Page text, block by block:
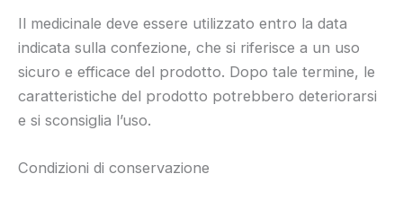
Il medicinale deve essere utilizzato entro la data
indicata sulla confezione, che si riferisce a un uso
sicuro e efficace del prodotto. Dopo tale termine, le
caratteristiche del prodotto potrebbero deteriorarsi
e si sconsiglia l’uso.
Condizioni di conservazione